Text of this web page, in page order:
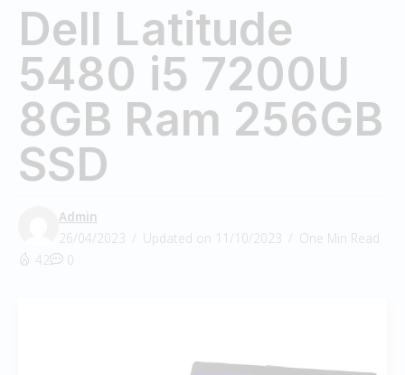
Dell Latitude
5480 i5 7200U
8GB Ram 256GB
SSD
Admin
26/04/2023
Updated on 11/10/2023
One Min Read
42
0